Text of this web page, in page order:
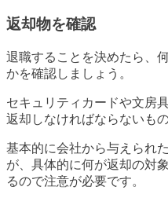
返却物を確認
退職することを決めたら、
かを確認しましょう。
セキュリティカードや文房
返却しなければならないも
基本的に会社から与えられ
が、具体的に何が返却の対
るので注意が必要です。